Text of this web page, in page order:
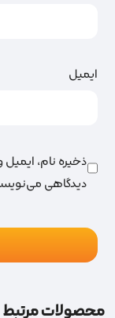
ایمیل
ذخیره نام،
دیدگاهی
محصولات مرتبط